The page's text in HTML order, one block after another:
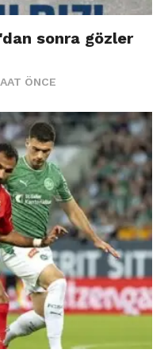
sonra gözler
ÖNCE